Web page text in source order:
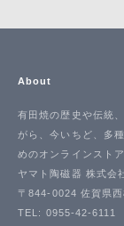
About
有田焼の歴史や伝統
がら、今いちど、多
めのオンラインストア
ヤマト陶磁器 株式会
〒844-0024 佐賀県
TEL: 0955-42-6111